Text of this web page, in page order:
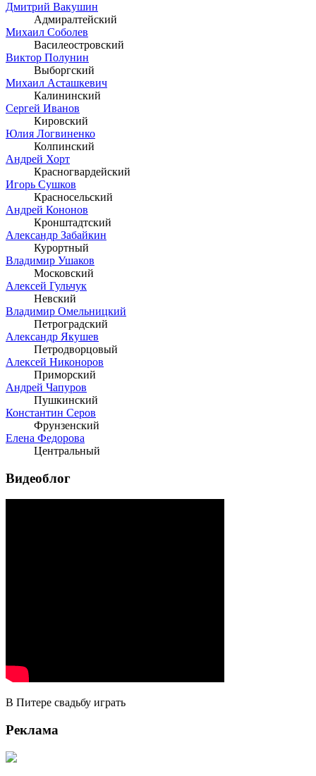
Дмитрий Вакушин
Адмиралтейский
Михаил Соболев
Василеостровский
Виктор Полунин
Выборгский
Михаил Асташкевич
Калининский
Сергей Иванов
Кировский
Юлия Логвиненко
Колпинский
Андрей Хорт
Красногвардейский
Игорь Сушков
Красносельский
Андрей Кононов
Кронштадтский
Александр Забайкин
Курортный
Владимир Ушаков
Московский
Алексей Гульчук
Невский
Владимир Омельницкий
Петроградский
Александр Якушев
Петродворцовый
Алексей Никоноров
Приморский
Андрей Чапуров
Пушкинский
Константин Серов
Фрунзенский
Елена Федорова
Центральный
Видеоблог
В Питере свадьбу играть
Реклама